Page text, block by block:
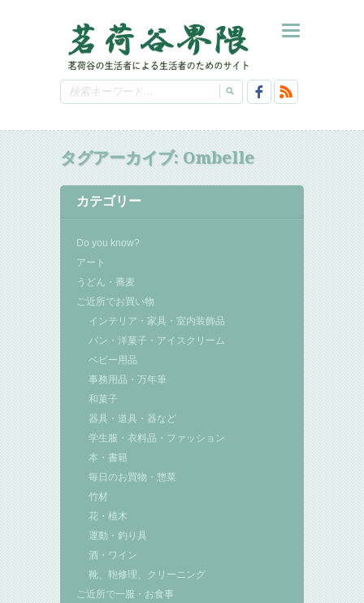
タグアーカイブ: Ombelle
カテゴリー
Do you know?
アート
うどん・蕎麦
ご近所でお買い物
インテリア・家具・室内装飾品
パン・洋菓子・アイスクリーム
ベビー用品
事務用品・万年筆
和菓子
器具・道具・器など
学生服・衣料品・ファッション
本・書籍
毎日のお買物・惣菜
竹材
花・植木
運動・釣り具
酒・ワイン
靴、鞄修理、クリーニング
ご近所で一服・お食事